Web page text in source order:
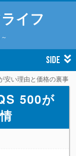
イフ
SIDE
安い理由と価格の裏事情
500が